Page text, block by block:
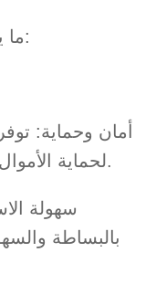
تضمنت ميزات Axia Trade ما يلي:
أمان وحماية:
لحماية الأموال والبيانات الشخصية للمتداولين.
سهولة
بالبساطة